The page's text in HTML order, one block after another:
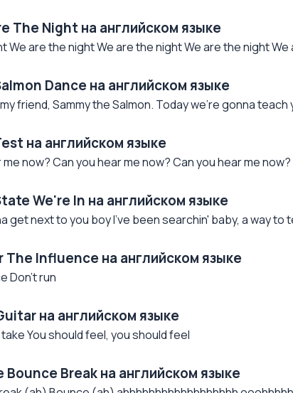
The Night на английском языке
We are the night We are the night We are the night
Dance на английском языке
friend, Sammy the Salmon. Today we're gonna
на английском языке
now? Can you hear me now? Can you hear me
We're In на английском языке
get next to you boy I've been searchin' baby, a way to
Influence на английском языке
Don't run
на английском языке
You should feel, you should feel
Break на английском языке